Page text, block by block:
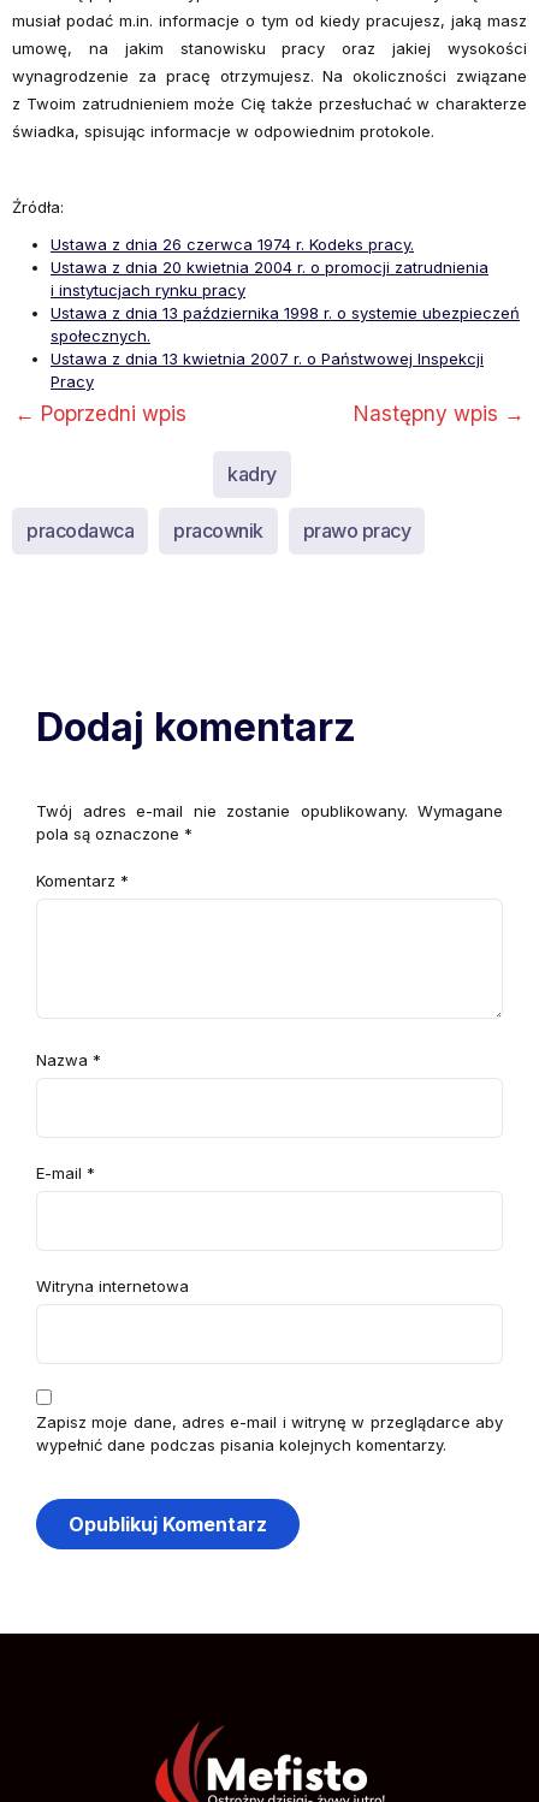
musiał po­dać m.in. informacje o tym od kiedy pracujesz, jaką masz
umowę, na jakim stanowisku pracy oraz jakiej wysokości
wynagrodzenie za pracę otrzymujesz. Na okoliczności związane
z Twoim zatrudnieniem może Cię także przesłuchać w charakterze
świadka, spisując informacje w odpowiednim protokole.
Źródła:
Ustawa z dnia 26 czerwca 1974 r. Kodeks pracy.
Ustawa z dnia 20 kwietnia 2004 r. o promocji zatrudnienia
i instytucjach rynku pracy
Ustawa z dnia 13 października 1998 r. o systemie ubezpieczeń
społecznych.
Ustawa z dnia 13 kwietnia 2007 r. o Państwowej Inspekcji
Pracy
← Poprzedni wpis Następny wpis →
kadry
pracodawca pracownik prawo pracy
Dodaj komentarz
Twój adres e-mail nie zostanie opublikowany. Wymagane
pola są oznaczone *
Komentarz *
Nazwa *
E-mail *
Witryna internetowa
Zapisz moje dane, adres e-mail i witrynę w przeglądarce aby
wypełnić dane podczas pisania kolejnych komentarzy.